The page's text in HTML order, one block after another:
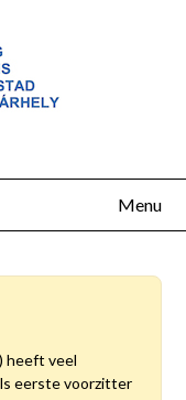
Menu
heeft veel
eerste voorzitter